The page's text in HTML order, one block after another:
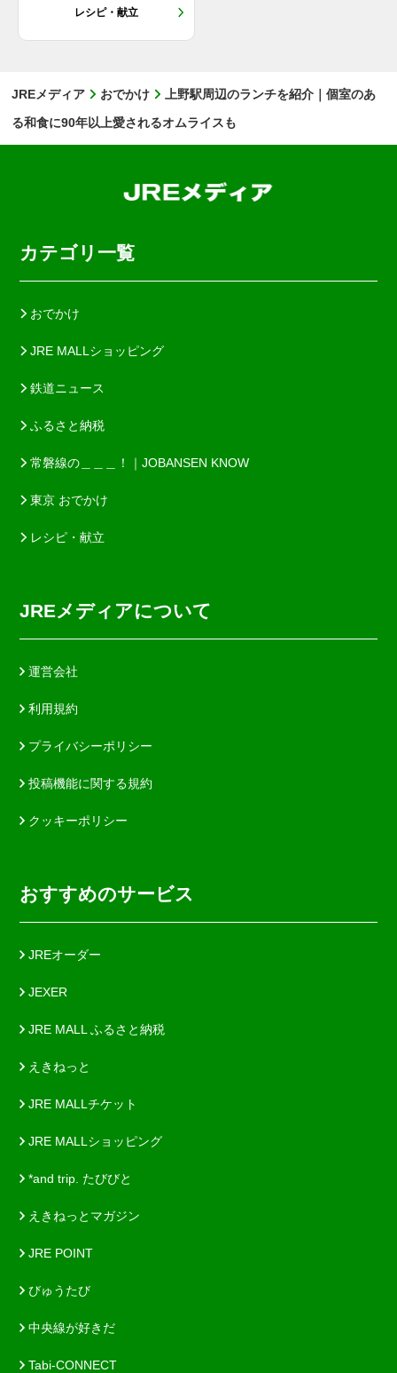
レシピ・献立
JREメディア おでかけ
上野駅周辺のランチを紹介｜個室のあ
る和食に90年以上愛されるオムライスも
カテゴリ一覧
おでかけ
JRE MALLショッピング
鉄道ニュース
ふるさと納税
常磐線の＿＿＿！｜JOBANSEN KNOW
東京 おでかけ
レシピ・献立
JREメディアについて
運営会社
利用規約
プライバシーポリシー
投稿機能に関する規約
クッキーポリシー
おすすめのサービス
JREオーダー
JEXER
JRE MALL ふるさと納税
えきねっと
JRE MALLチケット
JRE MALLショッピング
*and trip. たびびと
えきねっとマガジン
JRE POINT
びゅうたび
中央線が好きだ
Tabi-CONNECT